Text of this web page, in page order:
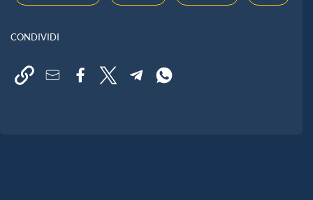
CONDIVIDI